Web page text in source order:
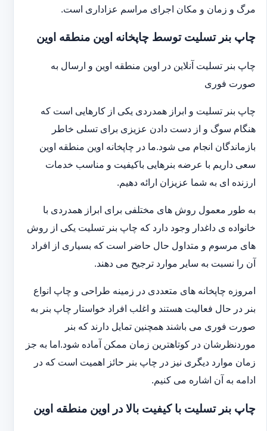
مرگ و زمان و مکان اجرای مراسم عزاداری است.
چاپ بنر تسلیت توسط چاپخانه اوین منطقه اوین
چاپ بنر تسلیت آنلاین در اوین منطقه اوین و ارسال به
صورت فوری
چاپ بنر تسلیت و ابراز همدردی یکی از کارهایی است که
هنگام سوگ و از دست دادن عزیزی برای تسلی خاطر
بازماندگان انجام می شود.ما در چاپخانه اوین منطقه اوین
سعی داریم با عرضه بنرهایی باکیفیت و مناسب خدمات
ارزنده ای به شما عزیزان ارائه دهیم.
به طور معمول روش های مختلفی برای ابراز همدردی با
خانواده ی داغدار وجود دارد که چاپ بنر تسلیت یکی از روش
های مرسوم و متداول حال حاضر است که بسیاری از افراد
آن را نسبت به سایر موارد ترجیح می دهند.
امروزه چاپخانه های متعددی در زمینه طراحی و چاپ انواع
بنر در حال فعالیت هستند و اغلب افراد خواستار چاپ بنر به
صورت فوری می باشند همچنین تمایل دارند که بنر
موردنظرشان در کوتاهترین زمان ممکن آماده شود.اما به جز
زمان موارد دیگری نیز در چاپ بنر حائز اهمیت است که در
ادامه به آن اشاره می کنیم.
چاپ بنر تسلیت با کیفیت بالا در اوین منطقه اوین